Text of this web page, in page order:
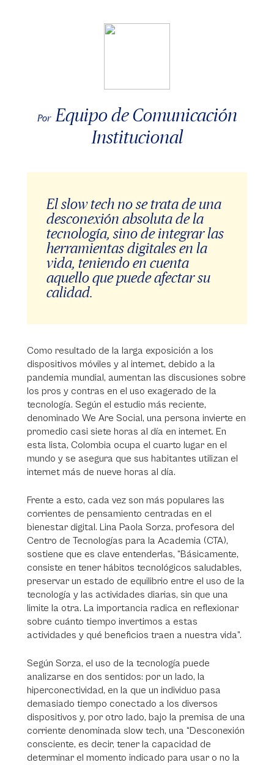
Por Equipo de Comunicación
Institucional
El slow tech no se trata de una
desconexión absoluta de la
tecnología, sino de integrar las
herramientas digitales en la
vida, teniendo en cuenta
aquello que puede afectar su
calidad.
Como resultado de la larga exposición a los
dispositivos móviles y al internet, debido a la
pandemia mundial, aumentan las discusiones sobre
los pros y contras en el uso exagerado de la
tecnología. Según el estudio más reciente,
denominado We Are Social, una persona invierte en
promedio casi siete horas al día en internet. En
esta lista, Colombia ocupa el cuarto lugar en el
mundo y se asegura que sus habitantes utilizan el
internet más de nueve horas al día.
Frente a esto, cada vez son más populares las
corrientes de pensamiento centradas en el
bienestar digital. Lina Paola Sorza, profesora del
Centro de Tecnologías para la Academia (CTA),
sostiene que es clave entenderlas, “Básicamente,
consiste en tener hábitos tecnológicos saludables,
preservar un estado de equilibrio entre el uso de la
tecnología y las actividades diarias, sin que una
limite la otra. La importancia radica en reflexionar
sobre cuánto tiempo invertimos a estas
actividades y qué beneficios traen a nuestra vida”.
Según Sorza, el uso de la tecnología puede
analizarse en dos sentidos: por un lado, la
hiperconectividad, en la que un individuo pasa
demasiado tiempo conectado a los diversos
dispositivos y, por otro lado, bajo la premisa de una
corriente denominada slow tech, una “Desconexión
consciente, es decir, tener la capacidad de
determinar el momento indicado para usar o no la